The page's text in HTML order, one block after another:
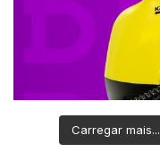
Carregar mais...